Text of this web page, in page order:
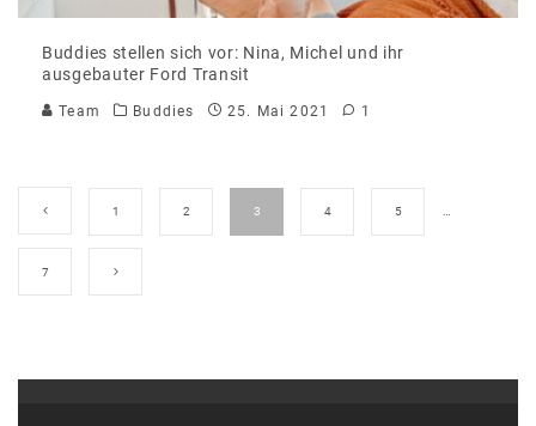
Buddies stellen sich vor: Nina, Michel und ihr
ausgebauter Ford Transit
Team Buddies 25. Mai 2021 1
1 2 3 4 5 …
7